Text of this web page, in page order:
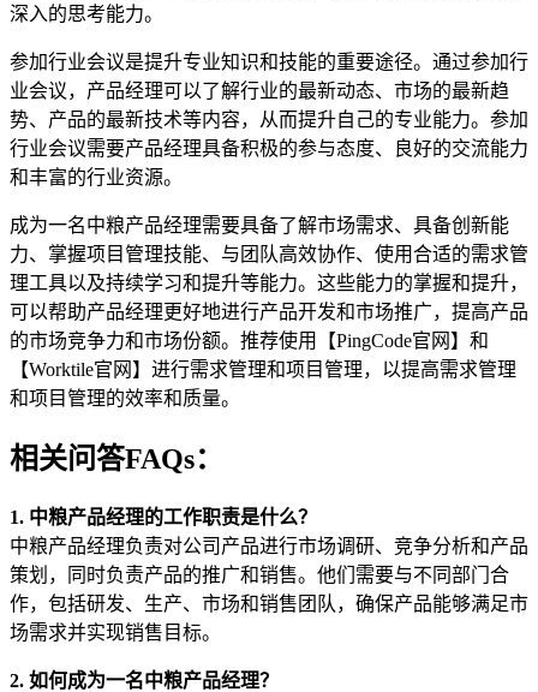
深入的思考能力。
参加行业会议是提升专业知识和技能的重要途径。通过参加行
业会议，产品经理可以了解行业的最新动态、市场的最新趋
势、产品的最新技术等内容，从而提升自己的专业能力。参加
行业会议需要产品经理具备积极的参与态度、良好的交流能力
和丰富的行业资源。
成为一名中粮产品经理需要具备了解市场需求、具备创新能
力、掌握项目管理技能、与团队高效协作、使用合适的需求管
理工具以及持续学习和提升等能力。这些能力的掌握和提升，
可以帮助产品经理更好地进行产品开发和市场推广，提高产品
的市场竞争力和市场份额。推荐使用【PingCode官网】和
【Worktile官网】进行需求管理和项目管理，以提高需求管理
和项目管理的效率和质量。
相关问答FAQs：
1. 中粮产品经理的工作职责是什么？
中粮产品经理负责对公司产品进行市场调研、竞争分析和产品
策划，同时负责产品的推广和销售。他们需要与不同部门合
作，包括研发、生产、市场和销售团队，确保产品能够满足市
场需求并实现销售目标。
2. 如何成为一名中粮产品经理？